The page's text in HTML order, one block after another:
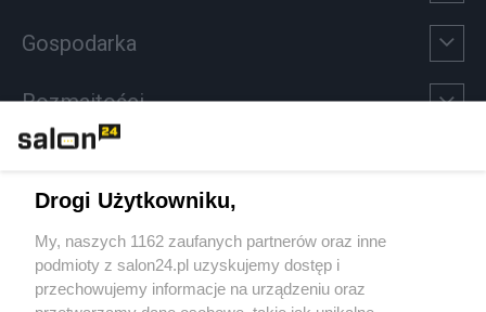
Gospodarka
Rozmaitości
Sport
Społeczeństwo
Drogi Użytkowniku,
My, naszych 1162 zaufanych partnerów oraz inne
podmioty z salon24.pl uzyskujemy dostęp i
przechowujemy informacje na urządzeniu oraz